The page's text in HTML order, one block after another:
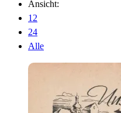
Ansicht:
12
24
Alle